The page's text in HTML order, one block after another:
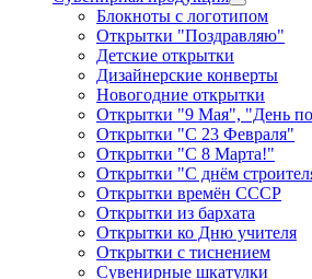
Блокноты с логотипом
Открытки "Поздравляю"
Детские открытки
Дизайнерские конверты
Новогодние открытки
Открытки "9 Мая", "День
Открытки "С 23 Февраля"
Открытки "С 8 Марта!"
Открытки "С днём
Открытки времён СССР
Открытки из бархата
Открытки ко Дню учителя
Открытки с тиснением
Сувенирные шкатулки